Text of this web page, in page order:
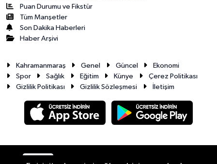
Puan Durumu ve Fikstür
Tüm Manşetler
Son Dakika Haberleri
Haber Arşivi
Kahramanmaraş Genel Güncel
Ekonomi
Spor
Sağlık Eğitim Künye
Çerez Politikası
Gizlilik Politikası
Gizlilik Sözleşmesi İletişim